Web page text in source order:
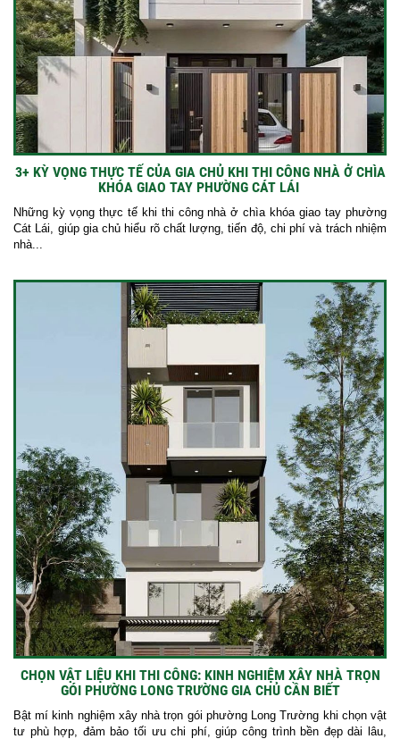
3+ KỲ VỌNG THỰC TẾ CỦA GIA CHỦ KHI THI CÔNG NHÀ Ở CHÌA
KHÓA GIAO TAY PHƯỜNG CÁT LÁI
Những kỳ vọng thực tế khi thi công nhà ở chìa khóa giao tay phường
Cát Lái, giúp gia chủ hiểu rõ chất lượng, tiến độ, chi phí và trách nhiệm
nhà...
CHỌN VẬT LIỆU KHI THI CÔNG: KINH NGHIỆM XÂY NHÀ TRỌN
GÓI PHƯỜNG LONG TRƯỜNG GIA CHỦ CẦN BIẾT
Bật mí kinh nghiệm xây nhà trọn gói phường Long Trường khi chọn vật
tư phù hợp, đảm bảo tối ưu chi phí, giúp công trình bền đẹp dài lâu,